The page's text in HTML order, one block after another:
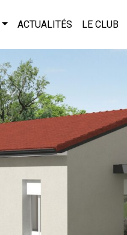
ACTUALITÉS LE CLUB